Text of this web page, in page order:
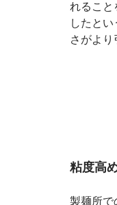
れること
したと
さがより
粘度高
製麺所で